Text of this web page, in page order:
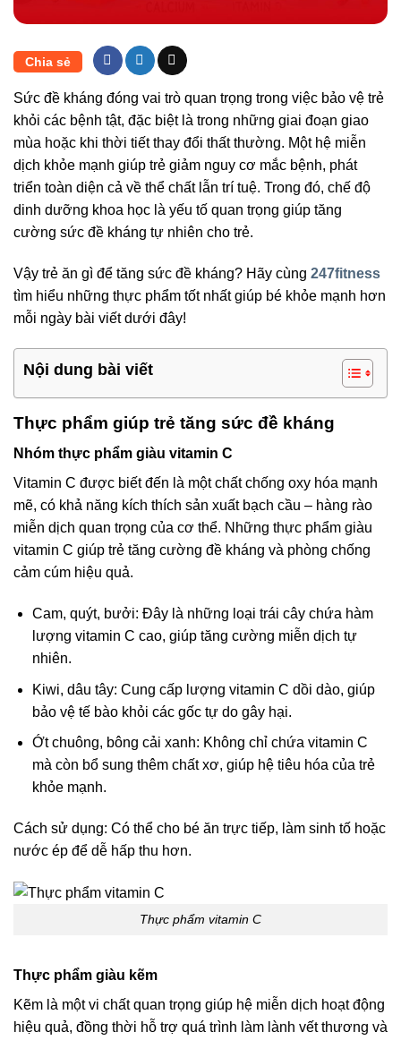
Chia sẻ
Sức đề kháng đóng vai trò quan trọng trong việc bảo vệ trẻ
khỏi các bệnh tật, đặc biệt là trong những giai đoạn giao
mùa hoặc khi thời tiết thay đổi thất thường. Một hệ miễn
dịch khỏe mạnh giúp trẻ giảm nguy cơ mắc bệnh, phát
triển toàn diện cả về thể chất lẫn trí tuệ. Trong đó, chế độ
dinh dưỡng khoa học là yếu tố quan trọng giúp tăng
cường sức đề kháng tự nhiên cho trẻ.
Vậy trẻ ăn gì để tăng sức đề kháng? Hãy cùng 247fitness
tìm hiểu những thực phẩm tốt nhất giúp bé khỏe mạnh hơn
mỗi ngày bài viết dưới đây!
Nội dung bài viết
Thực phẩm giúp trẻ tăng sức đề kháng
Nhóm thực phẩm giàu vitamin C
Vitamin C được biết đến là một chất chống oxy hóa mạnh
mẽ, có khả năng kích thích sản xuất bạch cầu – hàng rào
miễn dịch quan trọng của cơ thể. Những thực phẩm giàu
vitamin C giúp trẻ tăng cường đề kháng và phòng chống
cảm cúm hiệu quả.
Cam, quýt, bưởi: Đây là những loại trái cây chứa hàm
lượng vitamin C cao, giúp tăng cường miễn dịch tự
nhiên.
Kiwi, dâu tây: Cung cấp lượng vitamin C dồi dào, giúp
bảo vệ tế bào khỏi các gốc tự do gây hại.
Ớt chuông, bông cải xanh: Không chỉ chứa vitamin C
mà còn bổ sung thêm chất xơ, giúp hệ tiêu hóa của trẻ
khỏe mạnh.
Cách sử dụng: Có thể cho bé ăn trực tiếp, làm sinh tố hoặc
nước ép để dễ hấp thu hơn.
Thực phẩm vitamin C
Thực phẩm giàu kẽm
Kẽm là một vi chất quan trọng giúp hệ miễn dịch hoạt động
hiệu quả, đồng thời hỗ trợ quá trình làm lành vết thương và